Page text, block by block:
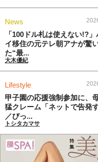
News
「100ドル札は使えない!?」
イ移住の元テレ朝アナが驚
た“最...
大木優紀
Lifestyle
甲子園の応援強制参加に、
猛クレーム「ネットで告発す
／びっ...
トシタカマサ